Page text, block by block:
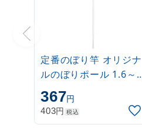
定番のぼり竿 オリジナ
ルのぼりポール 1.6～
3m 伸縮式 白
(30537***)
367円
403円 税込